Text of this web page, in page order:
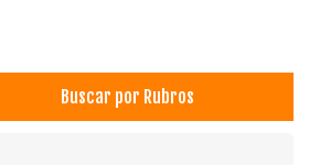
Buscar por Rubros